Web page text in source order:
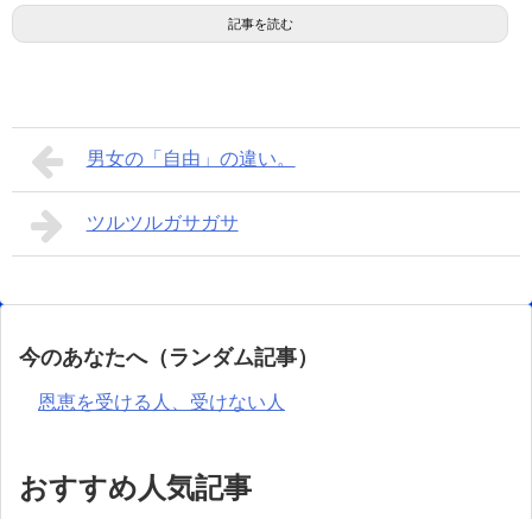
記事を読む
男女の「自由」の違い。
ツルツルガサガサ
今のあなたへ（ランダム記事）
恩恵を受ける人、受けない人
おすすめ人気記事